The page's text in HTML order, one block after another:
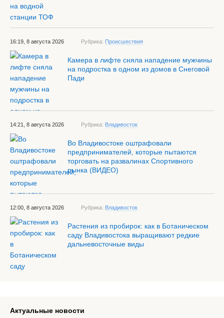
16:19, 8 августа 2026 Рубрика: Происшествия
Камера в лифте сняла нападение мужчины
на подростка в одном из домов в Снеговой
Пади
14:21, 8 августа 2026 Рубрика: Владивосток
Во Владивостоке оштрафовали
предпринимателей, которые пытаются
торговать на развалинах Спортивного
рынка (ВИДЕО)
12:00, 8 августа 2026 Рубрика: Владивосток
Растения из пробирок: как в Ботаническом
саду Владивостока выращивают редкие
дальневосточные виды
Актуальные новости